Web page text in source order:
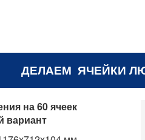
ДЕЛАЕМ ЯЧЕЙКИ
на 60 ячеек
вариант